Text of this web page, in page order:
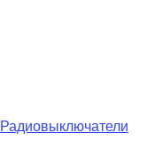
Радиовыключатели